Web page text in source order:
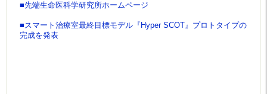
■先端生命医科学研究所ホームページ
■スマート治療室最終目標モデル『Hyper SCOT』プロトタイプの
完成を発表